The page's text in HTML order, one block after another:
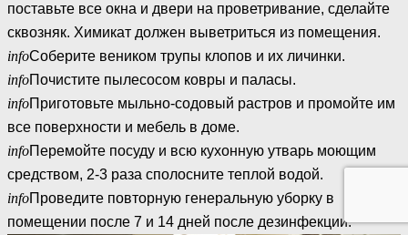
поставьте все окна и двери на проветривание, сделайте
сквозняк. Химикат должен выветриться из помещения.
infoСоберите веником трупы клопов и их личинки.
infoПочистите пылесосом ковры и паласы.
infoПриготовьте мыльно-содовый растров и промойте им
все поверхности и мебель в доме.
infoПеремойте посуду и всю кухонную утварь моющим
средством, 2-3 раза сполосните теплой водой.
infoПроведите повторную генеральную уборку в
помещении после 7 и 14 дней после дезинфекции.